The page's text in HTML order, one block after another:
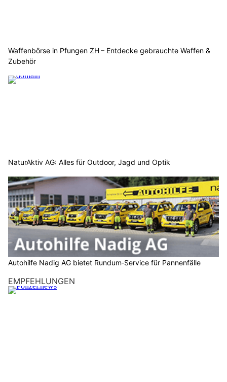
Waffenbörse in Pfungen ZH – Entdecke gebrauchte Waffen &
Zubehör
NaturAktiv AG: Alles für Outdoor, Jagd und Optik
Autohilfe Nadig AG bietet Rundum‑Service für Pannenfälle
EMPFEHLUNGEN